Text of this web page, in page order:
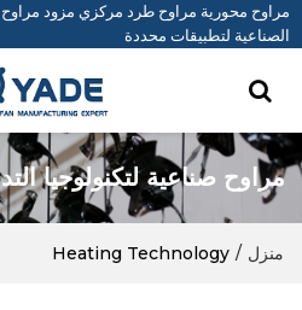
مراوح محورية مراوح طرد مركزي مزود
الصناعية لتطبيقات محددة
مراوح صناعية لتكنولوجيا
منزل /
Heating Technology